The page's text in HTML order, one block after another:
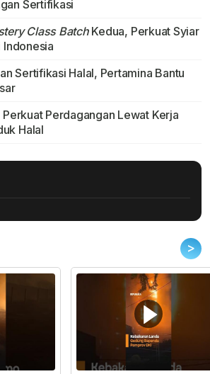
Sertifikasi
Class BatchKedua, Perkuat Syiar
Indonesia
Sertifikasi Halal, Pertamina Bantu
Perdagangan Lewat Kerja
Halal
>